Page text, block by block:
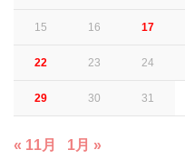
15 16 17
22 23 24
29 30 31
« 11月 1月 »